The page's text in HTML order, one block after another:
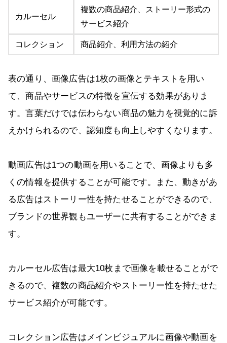
カルーセル
複数の商品紹介、ストーリー形式の
サービス紹介
コレクション 商品紹介、利用方法の紹介
表の通り、画像広告は1枚の画像とテキストを用い
て、商品やサービスの特徴を宣伝する効果がありま
す。言葉だけでは伝わらない商品の魅力を視覚的に訴
えかけられるので、認知度も向上しやすくなります。
動画広告は1つの動画を用いることで、画像よりも多
くの情報を提供することが可能です。また、動きがあ
る広告はストーリー性を持たせることができるので、
ブランドの世界観もユーザーに共有することができま
す。
カルーセル広告は最大10枚まで画像を載せることがで
きるので、複数の商品紹介やストーリー性を持たせた
サービス紹介が可能です。
コレクション広告はメインビジュアルに画像や動画を